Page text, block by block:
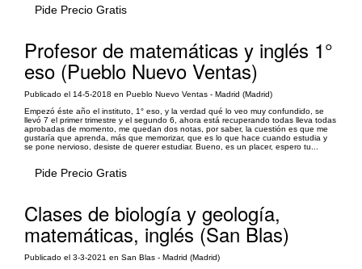
Pide Precio Gratis
Profesor de matemáticas y inglés 1°
eso (Pueblo Nuevo Ventas)
Publicado el 14-5-2018 en Pueblo Nuevo Ventas - Madrid (Madrid)
Empezó éste año el instituto, 1° eso, y la verdad qué lo veo muy confundido, se
llevó 7 el primer trimestre y el segundo 6, ahora está recuperando todas lleva todas
aprobadas de momento, me quedan dos notas, por saber, la cuestión es que me
gustaría que aprenda, más que memorizar, que es lo que hace cuando estudia y
se pone nervioso, desiste de querer estudiar. Bueno, es un placer, espero tu...
Pide Precio Gratis
Clases de biología y geología,
matemáticas, inglés (San Blas)
Publicado el 3-3-2021 en San Blas - Madrid (Madrid)